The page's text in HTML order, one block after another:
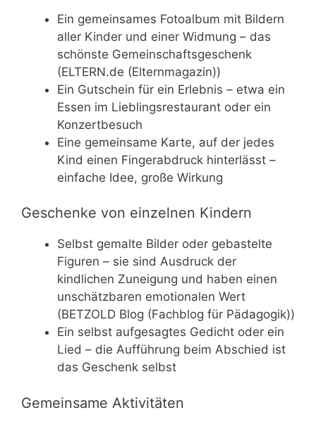
Ein gemeinsames Fotoalbum mit Bildern
aller Kinder und einer Widmung – das
schönste Gemeinschaftsgeschenk
(ELTERN.de (Elternmagazin))
Ein Gutschein für ein Erlebnis – etwa ein
Essen im Lieblingsrestaurant oder ein
Konzertbesuch
Eine gemeinsame Karte, auf der jedes
Kind einen Fingerabdruck hinterlässt –
einfache Idee, große Wirkung
Geschenke von einzelnen Kindern
Selbst gemalte Bilder oder gebastelte
Figuren – sie sind Ausdruck der
kindlichen Zuneigung und haben einen
unschätzbaren emotionalen Wert
(BETZOLD Blog (Fachblog für Pädagogik))
Ein selbst aufgesagtes Gedicht oder ein
Lied – die Aufführung beim Abschied ist
das Geschenk selbst
Gemeinsame Aktivitäten